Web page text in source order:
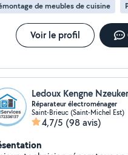
de meubles de cuisine
Voir le profil
Réparateur électroménager
Saint-Brieuc (Saint-Michel Est)
4,7/5 (98 avis)